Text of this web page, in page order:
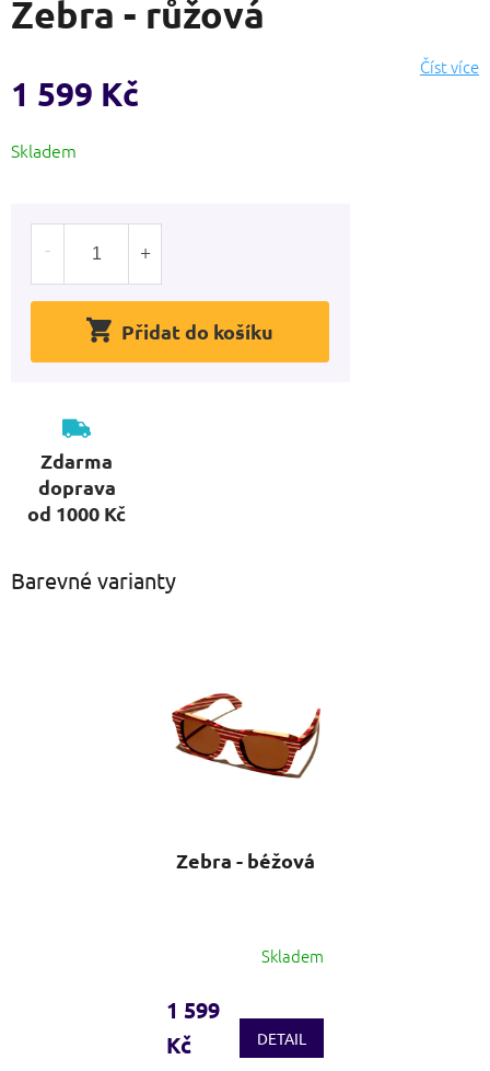
je
5
hvězdiček.
Zebra - růžová
Číst více
1 599 Kč
cena:
Skladem
Přidat do košíku
Zdarma
doprava
od 1000 Kč
Barevné varianty
Zebra - béžová
Skladem
1 599
Kč
DETAIL